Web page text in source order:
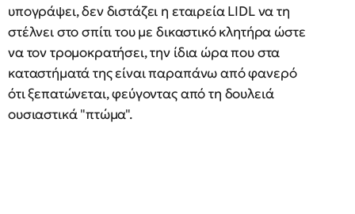
υπογράψει, δεν διστάζει η εταιρεία LIDL να τη
στέλνει στο σπίτι του με δικαστικό κλητήρα ώστε
να τον τρομοκρατήσει, την ίδια ώρα που στα
καταστήματά της είναι παραπάνω από φανερό
ότι ξεπατώνεται, φεύγοντας από τη δουλειά
ουσιαστικά "πτώμα".